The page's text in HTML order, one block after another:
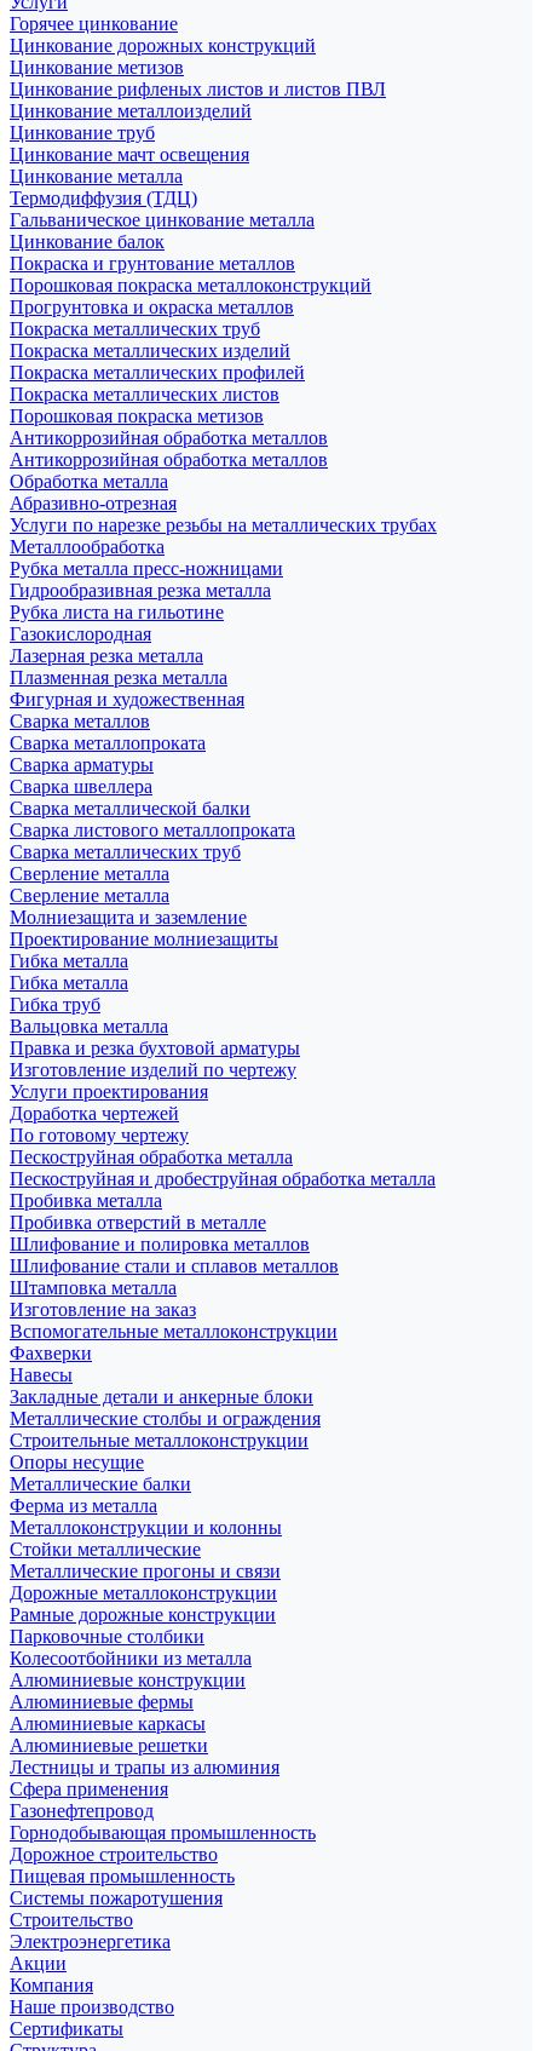
Горячее цинкование
Цинкование дорожных конструкций
Цинкование метизов
Цинкование рифленых листов и листов ПВЛ
Цинкование металлоизделий
Цинкование труб
Цинкование мачт освещения
Цинкование металла
Термодиффузия (ТДЦ)
Гальваническое цинкование металла
Цинкование балок
Покраска и грунтование металлов
Порошковая покраска металлоконструкций
Прогрунтовка и окраска металлов
Покраска металлических труб
Покраска металлических изделий
Покраска металлических профилей
Покраска металлических листов
Порошковая покраска метизов
Антикоррозийная обработка металлов
Антикоррозийная обработка металлов
Обработка металла
Абразивно-отрезная
Услуги по нарезке резьбы на металлических трубах
Металлообработка
Рубка металла пресс-ножницами
Гидрообразивная резка металла
Рубка листа на гильотине
Газокислородная
Лазерная резка металла
Плазменная резка металла
Фигурная и художественная
Сварка металлов
Сварка металлопроката
Сварка арматуры
Сварка швеллера
Сварка металлической балки
Сварка листового металлопроката
Сварка металлических труб
Сверление металла
Сверление металла
Молниезащита и заземление
Проектирование молниезащиты
Гибка металла
Гибка металла
Гибка труб
Вальцовка металла
Правка и резка бухтовой арматуры
Изготовление изделий по чертежу
Услуги проектирования
Доработка чертежей
По готовому чертежу
Пескоструйная обработка металла
Пескоструйная и дробеструйная обработка металла
Пробивка металла
Пробивка отверстий в металле
Шлифование и полировка металлов
Шлифование стали и сплавов металлов
Штамповка металла
Изготовление на заказ
Вспомогательные металлоконструкции
Фахверки
Навесы
Закладные детали и анкерные блоки
Металлические столбы и ограждения
Строительные металлоконструкции
Опоры несущие
Металлические балки
Ферма из металла
Металлоконструкции и колонны
Стойки металлические
Металлические прогоны и связи
Дорожные металлоконструкции
Рамные дорожные конструкции
Парковочные столбики
Колесоотбойники из металла
Алюминиевые конструкции
Алюминиевые фермы
Алюминиевые каркасы
Алюминиевые решетки
Лестницы и трапы из алюминия
Сфера применения
Газонефтепровод
Горнодобывающая промышленность
Дорожное строительство
Пищевая промышленность
Системы пожаротушения
Строительство
Электроэнергетика
Акции
Компания
Наше производство
Сертификаты